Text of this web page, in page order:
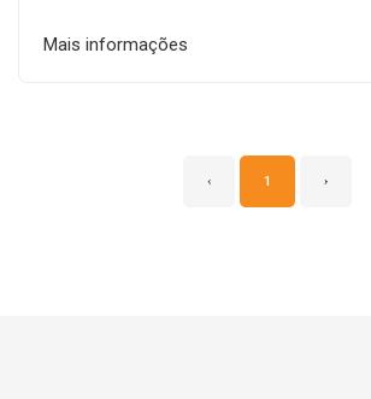
Mais informações
‹ 1 ›